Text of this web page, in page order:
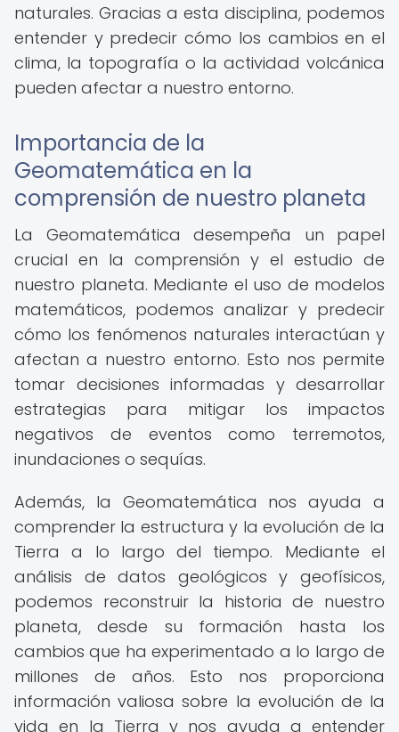
naturales. Gracias a esta disciplina, podemos
entender y predecir cómo los cambios en el
clima, la topografía o la actividad volcánica
pueden afectar a nuestro entorno.
Importancia de la
Geomatemática en la
comprensión de nuestro planeta
La Geomatemática desempeña un papel
crucial en la comprensión y el estudio de
nuestro planeta. Mediante el uso de modelos
matemáticos, podemos analizar y predecir
cómo los fenómenos naturales interactúan y
afectan a nuestro entorno. Esto nos permite
tomar decisiones informadas y desarrollar
estrategias para mitigar los impactos
negativos de eventos como terremotos,
inundaciones o sequías.
Además, la Geomatemática nos ayuda a
comprender la estructura y la evolución de la
Tierra a lo largo del tiempo. Mediante el
análisis de datos geológicos y geofísicos,
podemos reconstruir la historia de nuestro
planeta, desde su formación hasta los
cambios que ha experimentado a lo largo de
millones de años. Esto nos proporciona
información valiosa sobre la evolución de la
vida en la Tierra y nos ayuda a entender